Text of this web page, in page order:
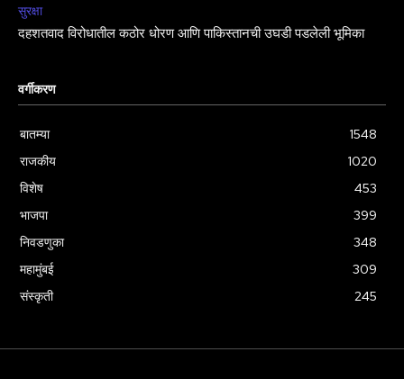
सुरक्षा
दहशतवाद विरोधातील कठोर धोरण आणि पाकिस्तानची उघडी पडलेली भूमिका
वर्गीकरण
बातम्या
1548
राजकीय
1020
विशेष
453
भाजपा
399
निवडणुका
348
महामुंबई
309
संस्कृती
245